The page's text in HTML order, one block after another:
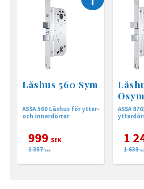
Låshus 560 Sym
ASSA 560 Låshus för ytter-
och innerdörrar
999 SEK
1 357 SEK
Osym
ASSA
1
1 633